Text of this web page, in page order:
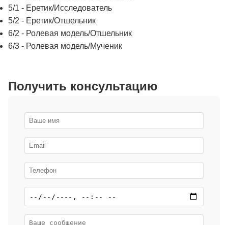
5/1 - Еретик/Исследователь
5/2 - Еретик/Отшельник
6/2 - Ролевая модель/Отшельник
6/3 - Ролевая модель/Мученик
Получить консультацию